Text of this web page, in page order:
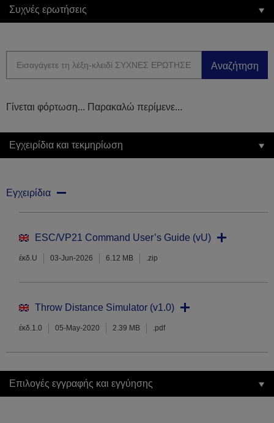
Συχνές ερωτήσεις
Αναζήτηση
Γίνεται φόρτωση... Παρακαλώ περίμενε...
Εγχειρίδια και τεκμηρίωση
Εγχειρίδια
ESC/VP21 Command User’s Guide (vU)
έκδ.U 03-Jun-2026 6.12 MB .zip
Throw Distance Simulator (v1.0)
έκδ.1.0 05-May-2020 2.39 MB .pdf
Επιλογές εγγραφής και εγγύησης